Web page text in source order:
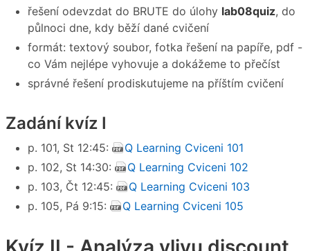
řešení odevzdat do BRUTE do úlohy lab08quiz, do
půlnoci dne, kdy běží dané cvičení
formát: textový soubor, fotka řešení na papíře, pdf -
co Vám nejlépe vyhovuje a dokážeme to přečíst
správné řešení prodiskutujeme na příštím cvičení
Zadání kvíz I
p. 101, St 12:45:
Q Learning Cviceni 101
p. 102, St 14:30:
Q Learning Cviceni 102
p. 103, Čt 12:45:
Q Learning Cviceni 103
p. 105, Pá 9:15:
Q Learning Cviceni 105